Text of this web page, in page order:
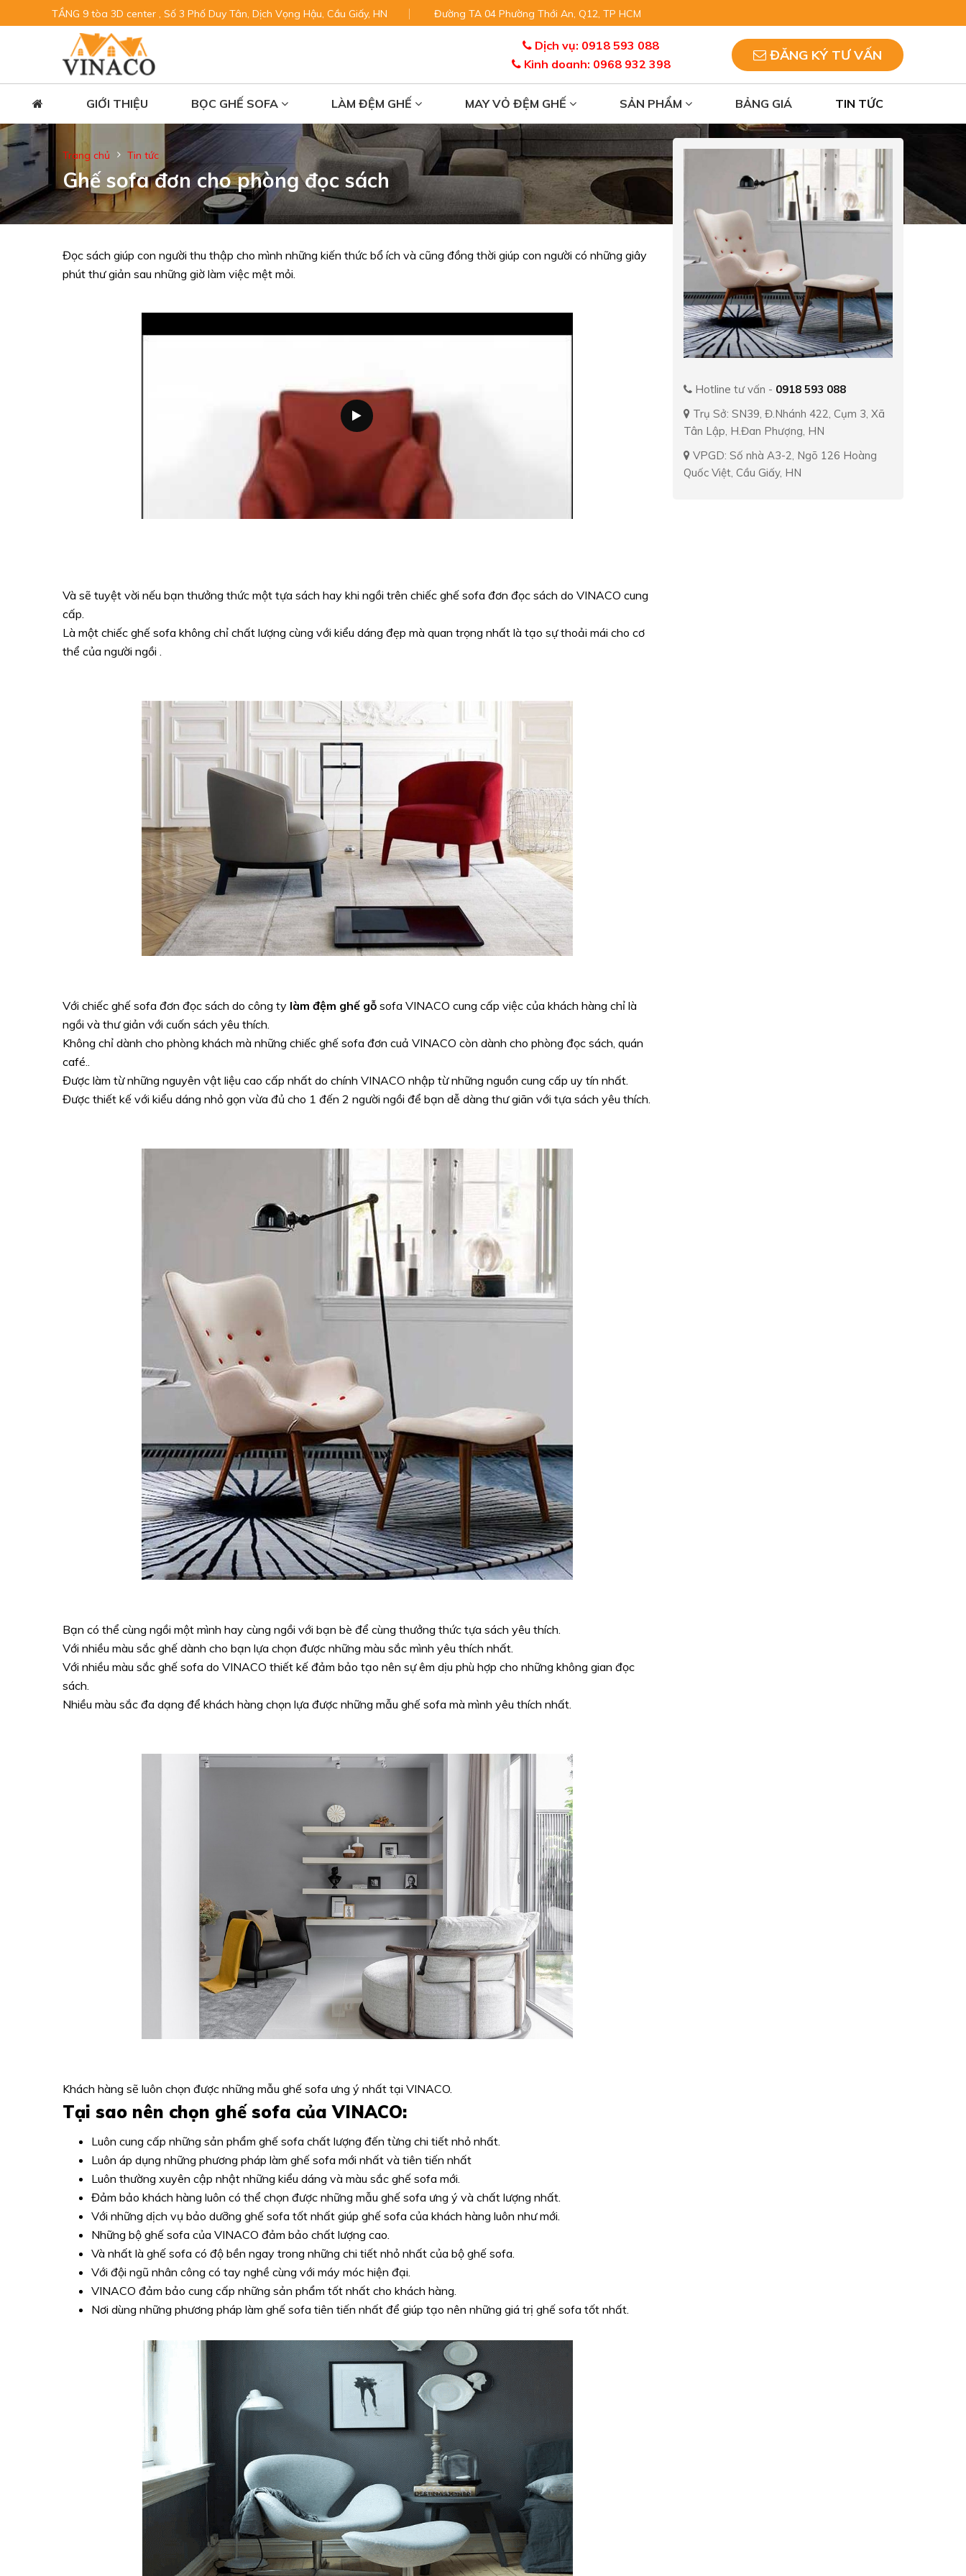
TẦNG 9 tòa 3D center , Số 3 Phố Duy Tân, Dịch Vọng Hậu, Cầu Giấy, HN Đường TA 04 Phường Thới An, Q12, TP HCM
Dịch vụ: 0918 593 088
Kinh doanh: 0968 932 398
ĐĂNG KÝ TƯ VẤN
GIỚI THIỆU BỌC GHẾ SOFA LÀM ĐỆM GHẾ MAY VỎ ĐỆM GHẾ SẢN PHẨM BẢNG GIÁ TIN TỨC
Trang chủ Tin tức
Ghế sofa đơn cho phòng đọc sách
Đọc sách giúp con người thu thập cho mình những kiến thức bổ ích và cũng đồng thời giúp con người có những giây
phút thư giản sau những giờ làm việc mệt mỏi.
Và sẽ tuyệt vời nếu bạn thưởng thức một tựa sách hay khi ngồi trên chiếc ghế sofa đơn đọc sách do VINACO cung
cấp.
Là một chiếc ghế sofa không chỉ chất lượng cùng với kiểu dáng đẹp mà quan trọng nhất là tạo sự thoải mái cho cơ
thể của người ngồi .
Với chiếc ghế sofa đơn đọc sách do công ty làm đệm ghế gỗ sofa VINACO cung cấp việc của khách hàng chỉ là
ngồi và thư giản với cuốn sách yêu thích.
Không chỉ dành cho phòng khách mà những chiếc ghế sofa đơn cuả VINACO còn dành cho phòng đọc sách, quán
café..
Được làm từ những nguyên vật liệu cao cấp nhất do chính VINACO nhập từ những nguồn cung cấp uy tín nhất.
Được thiết kế với kiểu dáng nhỏ gọn vừa đủ cho 1 đến 2 người ngồi để bạn dễ dàng thư giãn với tựa sách yêu thích.
Bạn có thể cùng ngồi một mình hay cùng ngồi với bạn bè để cùng thưởng thức tựa sách yêu thích.
Với nhiều màu sắc ghế dành cho bạn lựa chọn được những màu sắc mình yêu thích nhất.
Với nhiều màu sắc ghế sofa do VINACO thiết kế đảm bảo tạo nên sự êm dịu phù hợp cho những không gian đọc
sách.
Nhiều màu sắc đa dạng để khách hàng chọn lựa được những mẫu ghế sofa mà mình yêu thích nhất.
Khách hàng sẽ luôn chọn được những mẫu ghế sofa ưng ý nhất tại VINACO.
Tại sao nên chọn ghế sofa của VINACO:
Luôn cung cấp những sản phẩm ghế sofa chất lượng đến từng chi tiết nhỏ nhất.
Luôn áp dụng những phương pháp làm ghế sofa mới nhất và tiên tiến nhất
Luôn thường xuyên cập nhật những kiểu dáng và màu sắc ghế sofa mới.
Đảm bảo khách hàng luôn có thể chọn được những mẫu ghế sofa ưng ý và chất lượng nhất.
Với những dịch vụ bảo dưỡng ghế sofa tốt nhất giúp ghế sofa của khách hàng luôn như mới.
Những bộ ghế sofa của VINACO đảm bảo chất lượng cao.
Và nhất là ghế sofa có độ bền ngay trong những chi tiết nhỏ nhất của bộ ghế sofa.
Với đội ngũ nhân công có tay nghề cùng với máy móc hiện đại.
VINACO đảm bảo cung cấp những sản phẩm tốt nhất cho khách hàng.
Nơi dùng những phương pháp làm ghế sofa tiên tiến nhất để giúp tạo nên những giá trị ghế sofa tốt nhất.
Hotline tư vấn - 0918 593 088
Trụ Sở: SN39, Đ.Nhánh 422, Cụm 3, Xã
Tân Lập, H.Đan Phượng, HN
VPGD: Số nhà A3-2, Ngõ 126 Hoàng
Quốc Việt, Cầu Giấy, HN